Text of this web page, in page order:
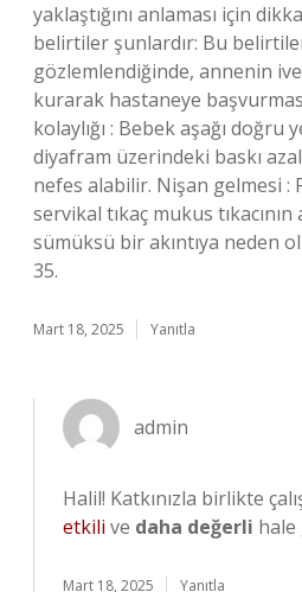
yaklaştığını anlaması için
belirtiler şunlardır: Bu
gözlemlendiğinde, annenin
kurarak hastaneye
kolaylığı : Bebek aşağı doğru
diyafram üzerindeki baskı
nefes alabilir. Nişan gelmesi :
servikal tıkaç mukus tıkacının
sümüksü bir akıntıya neden
35.
Mart 18, 2025 Yanıtla
admin
Halil! Katkınızla birlikte
etkili ve daha değerli hale
Mart 18, 2025 Yanıtla